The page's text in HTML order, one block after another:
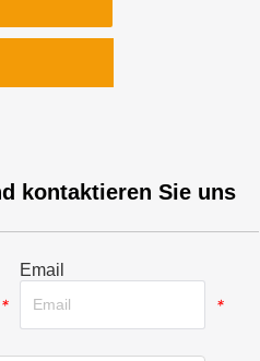
kontaktieren Sie uns
*
Email
*